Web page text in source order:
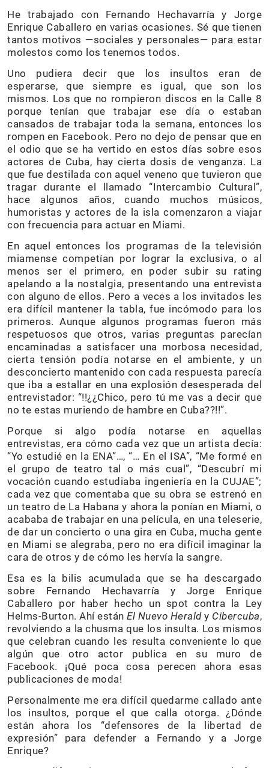
He trabajado con Fernando Hechavarría y Jorge
Enrique Caballero en varias ocasiones. Sé que tienen
tantos motivos —sociales y personales— para estar
molestos como los tenemos todos.
Uno pudiera decir que los insultos eran de
esperarse, que siempre es igual, que son los
mismos. Los que no rompieron discos en la Calle 8
porque tenían que trabajar ese día o estaban
cansados de trabajar toda la semana, entonces los
rompen en Facebook. Pero no dejo de pensar que en
el odio que se ha vertido en estos días sobre esos
actores de Cuba, hay cierta dosis de venganza. La
que fue destilada con aquel veneno que tuvieron que
tragar durante el llamado “Intercambio Cultural”,
hace algunos años, cuando muchos músicos,
humoristas y actores de la isla comenzaron a viajar
con frecuencia para actuar en Miami.
En aquel entonces los programas de la televisión
miamense competían por lograr la exclusiva, o al
menos ser el primero, en poder subir su rating
apelando a la nostalgia, presentando una entrevista
con alguno de ellos. Pero a veces a los invitados les
era difícil mantener la tabla, fue incómodo para los
primeros. Aunque algunos programas fueron más
respetuosos que otros, varias preguntas parecían
encaminadas a satisfacer una morbosa necesidad,
cierta tensión podía notarse en el ambiente, y un
desconcierto mantenido con cada respuesta parecía
que iba a estallar en una explosión desesperada del
entrevistador: “!!¿¿Chico, pero tú me vas a decir que
no te estas muriendo de hambre en Cuba??!!”.
Porque si algo podía notarse en aquellas
entrevistas, era cómo cada vez que un artista decía:
“Yo estudié en la ENA”…, “… En el ISA”, “Me formé en
el grupo de teatro tal o más cual”, “Descubrí mi
vocación cuando estudiaba ingeniería en la CUJAE”;
cada vez que comentaba que su obra se estrenó en
un teatro de La Habana y ahora la ponían en Miami, o
acababa de trabajar en una película, en una teleserie,
de dar un concierto o una gira en Cuba, mucha gente
en Miami se alegraba, pero no era difícil imaginar la
cara de otros y de cómo les hervía la sangre.
Esa es la bilis acumulada que se ha descargado
sobre Fernando Hechavarría y Jorge Enrique
Caballero por haber hecho un spot contra la Ley
Helms-Burton. Ahí están El Nuevo Heraldy Cibercuba,
revolviendo a la chusma que los insulta. Los mismos
que celebran cuando les resulta conveniente lo que
algún que otro actor publica en su muro de
Facebook. ¡Qué poca cosa perecen ahora esas
publicaciones de moda!
Personalmente me era difícil quedarme callado ante
los insultos, porque el que calla otorga. ¿Dónde
están ahora los “defensores de la libertad de
expresión” para defender a Fernando y a Jorge
Enrique?